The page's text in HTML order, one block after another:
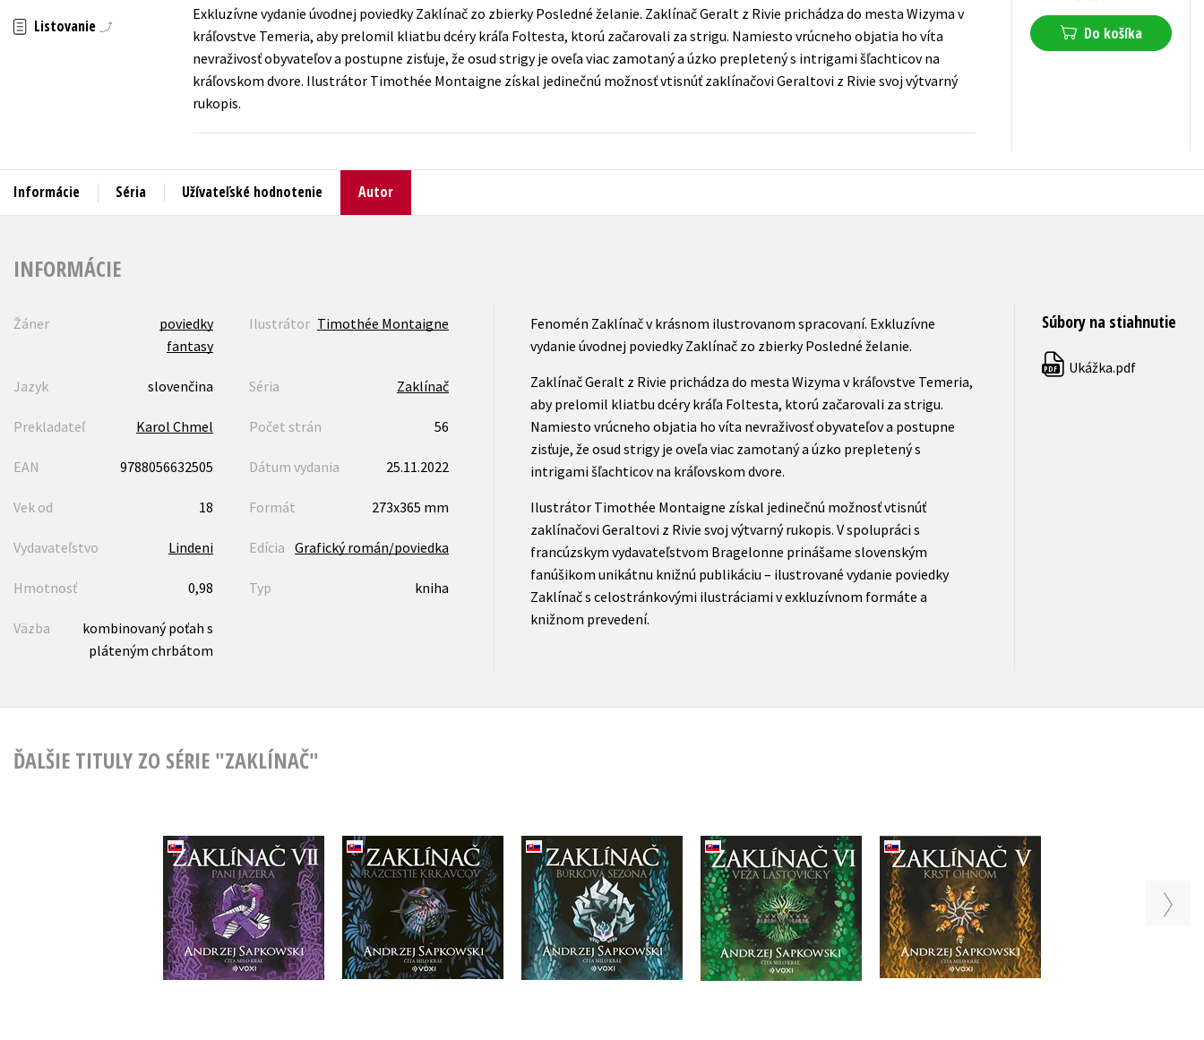
Humanitné a spoločenské vedy
Jazyky
Kariéra a osobný rozvoj
Počítače
Poézia
Populárno - náučná pre dospelých
Young adult
Young adult (SK)
Listovanie
Exkluzívne vydanie úvodnej poviedky Zaklínač zo zbierky Posledné želanie. Zaklínač Geralt z Rivie prichádza do mesta Wizyma v
kráľovstve Temeria, aby prelomil kliatbu dcéry kráľa Foltesta, ktorú začarovali za strigu. Namiesto vrúcneho objatia ho víta
nevraživosť obyvateľov a postupne zisťuje, že osud strigy je oveľa viac zamotaný a úzko prepletený s intrigami šľachticov na
kráľovskom dvore. Ilustrátor Timothée Montaigne získal jedinečnú možnosť vtisnúť zaklínačovi Geraltovi z Rivie svoj výtvarný
rukopis.
Do košíka
Informácie Séria Užívateľské hodnotenie Autor
INFORMÁCIE
Žáner
poviedky
fantasy
Ilustrátor Timothée Montaigne
Jazyk slovenčina Séria Zaklínač
Prekladateľ Karol Chmel Počet strán 56
EAN 9788056632505 Dátum vydania 25.11.2022
Vek od 18 Formát 273x365 mm
Vydavateľstvo Lindeni Edícia Grafický román/poviedka
Hmotnosť 0,98 Typ kniha
Väzba
kombinovaný poťah s
pláteným chrbátom
Fenomén Zaklínač v krásnom ilustrovanom spracovaní. Exkluzívne
vydanie úvodnej poviedky Zaklínač zo zbierky Posledné želanie.
Zaklínač Geralt z Rivie prichádza do mesta Wizyma v kráľovstve Temeria,
aby prelomil kliatbu dcéry kráľa Foltesta, ktorú začarovali za strigu.
Namiesto vrúcneho objatia ho víta nevraživosť obyvateľov a postupne
zisťuje, že osud strigy je oveľa viac zamotaný a úzko prepletený s
intrigami šľachticov na kráľovskom dvore.
Ilustrátor Timothée Montaigne získal jedinečnú možnosť vtisnúť
zaklínačovi Geraltovi z Rivie svoj výtvarný rukopis. V spolupráci s
francúzskym vydavateľstvom Bragelonne prinášame slovenským
fanúšikom unikátnu knižnú publikáciu – ilustrované vydanie poviedky
Zaklínač s celostránkovými ilustráciami v exkluzívnom formáte a
knižnom prevedení.
Súbory na stiahnutie
PDF Ukážka.pdf
ĎALŠIE TITULY ZO SÉRIE "ZAKLÍNAČ"
Zaklínač VII Pani
Jazera (CD)
Andrzej Sapkowski
Zaklínač Rázcestie
krkavcov (CD)
Andrzej Sapkowski
Zaklínač Búrková
sezóna (CD)
Andrzej Sapkowski
Zaklínač VI Veža
lastovičky (CD)
Andrzej Sapkowski
Zaklínač V Krst ohňom
(CD)
Andrzej Sapkowski
opovrhnutia (CD)